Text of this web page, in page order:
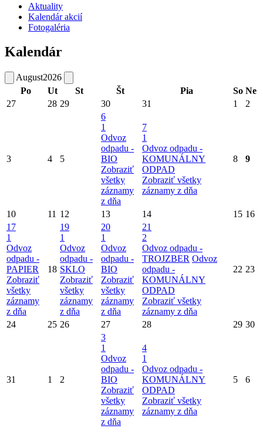
Aktuality
Kalendár akcií
Fotogaléria
Kalendár
August2026
Po
Ut St Št Pia So Ne
27
28 29 30 31 1 2
3 4 5
6
1
Odvoz
odpadu -
BIO
Zobraziť
všetky
záznamy
z dňa
7
1
Odvoz odpadu -
KOMUNÁLNY
ODPAD
Zobraziť všetky
záznamy z dňa
8 9
10 11 12 13 14 15 16
17
1
Odvoz
odpadu -
PAPIER
Zobraziť
všetky
záznamy
z dňa
18
19
1
Odvoz
odpadu -
SKLO
Zobraziť
všetky
záznamy
z dňa
20
1
Odvoz
odpadu -
BIO
Zobraziť
všetky
záznamy
z dňa
21
2
Odvoz odpadu -
TROJZBER Odvoz
odpadu -
KOMUNÁLNY
ODPAD
Zobraziť všetky
záznamy z dňa
22 23
24 25 26 27 28 29 30
31 1 2
3
1
Odvoz
odpadu -
BIO
Zobraziť
všetky
záznamy
z dňa
4
1
Odvoz odpadu -
KOMUNÁLNY
ODPAD
Zobraziť všetky
záznamy z dňa
5 6